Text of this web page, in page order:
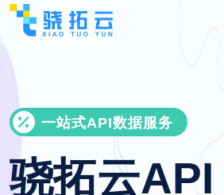
一站式API数据服务
骁拓云